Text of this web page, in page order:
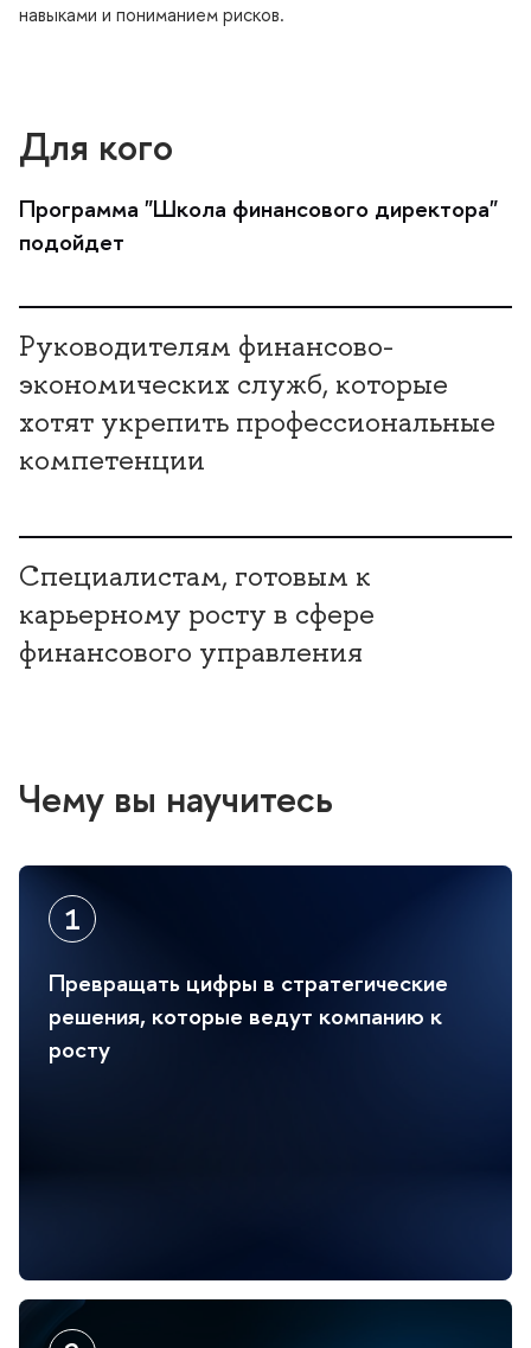
навыками и пониманием рисков.
Для кого
Программа "Школа финансового директора"
подойдет
Руководителям финансово-
экономических служб, которые
хотят укрепить профессиональные
компетенции
Специалистам, готовым к
карьерному росту в сфере
финансового управления
Чему вы научитесь
Превращать цифры в стратегические
решения, которые ведут компанию к
росту